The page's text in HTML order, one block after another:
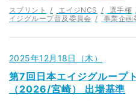
スプリント エイジNCS 選手権
イジグループ普及委員会
事業企画
2025年12月18日（木）
第7回日本エイジグループ
（2026/宮崎） 出場基準